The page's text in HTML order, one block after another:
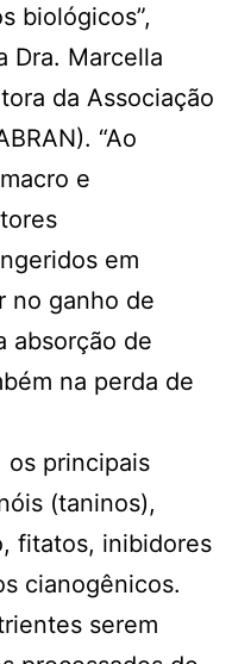
biológicos”,
Dra. Marcella
da Associação
“Ao
e
em
no ganho de
absorção de
na perda de
os principais
(taninos),
fitatos, inibidores
cianogênicos.
serem